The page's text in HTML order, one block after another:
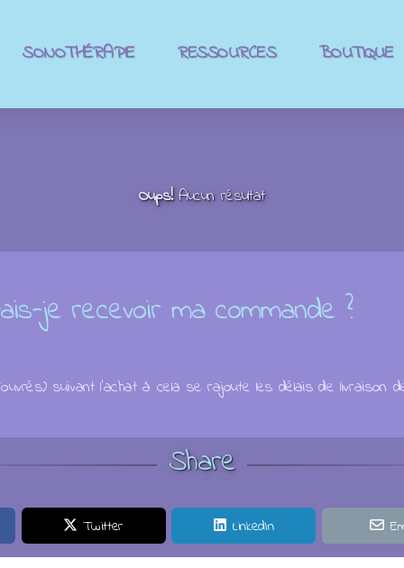
SONOTHÉRAPIE RESSOURCES BOUTIQUE
Oups!Aucun résultat
je recevoir ma commande ?
suivant l'achat à cela se rajoute les délais de
Share
Twitter LinkedIn